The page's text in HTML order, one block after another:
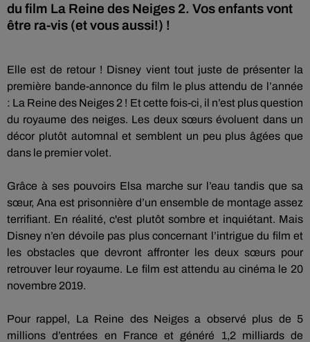
du film La Reine des Neiges 2. Vos enfants vont
être ra-vis (et vous aussi!) !
Elle est de retour ! Disney vient tout juste de présenter la
première bande-annonce du film le plus attendu de l’année
: La Reine des Neiges 2 ! Et cette fois-ci, il n’est plus question
du royaume des neiges. Les deux sœurs évoluent dans un
décor plutôt automnal et semblent un peu plus âgées que
dans le premier volet.
Grâce à ses pouvoirs Elsa marche sur l’eau tandis que sa
sœur, Ana est prisonnière d’un ensemble de montage assez
terrifiant. En réalité, c'est plutôt sombre et inquiétant. Mais
Disney n’en dévoile pas plus concernant l’intrigue du film et
les obstacles que devront affronter les deux sœurs pour
retrouver leur royaume. Le film est attendu au cinéma le 20
novembre 2019.
Pour rappel, La Reine des Neiges a observé plus de 5
millions d’entrées en France et généré 1,2 milliards de